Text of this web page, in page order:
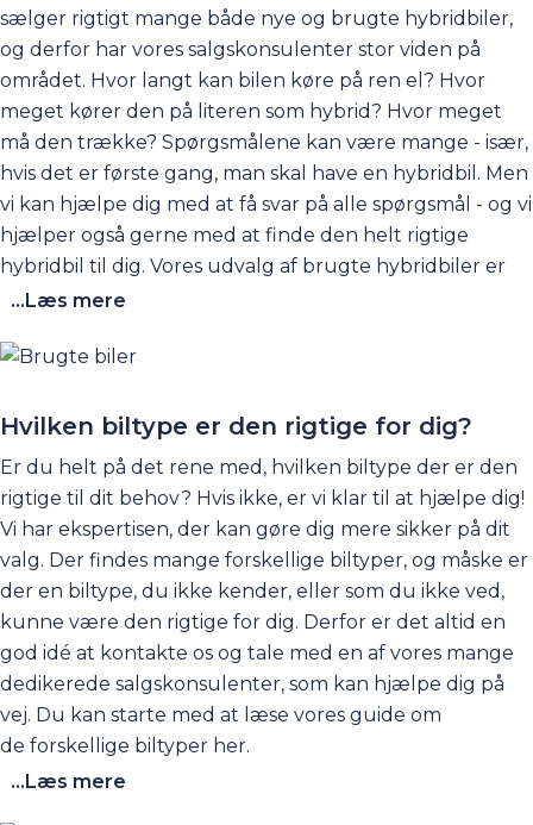
sælger rigtigt mange både nye og brugte hybridbiler,
og derfor har vores salgskonsulenter stor viden på
området. Hvor langt kan bilen køre på ren el? Hvor
meget kører den på literen som hybrid? Hvor meget
må den trække? Spørgsmålene kan være mange - især,
hvis det er første gang, man skal have en hybridbil. Men
vi kan hjælpe dig med at få svar på alle spørgsmål - og vi
hjælper også gerne med at finde den helt rigtige
hybridbil til dig. Vores udvalg af brugte hybridbiler er
særdeles stort, og derfor går du ikke forgæves, hvis du
sælger også nye hybrider af mærkerne Opel, Kia og
mereher. Vi har også en stor guide om hybridbiler, du
kan tage et kig på til at begynde med. Den finder
...Læs mere
Hvilken biltype er den rigtige for dig?
Er du helt på det rene med, hvilken biltype der er den
rigtige til dit behov? Hvis ikke, er vi klar til at hjælpe dig!
Vi har ekspertisen, der kan gøre dig mere sikker på dit
valg. Der findes mange forskellige biltyper, og måske er
der en biltype, du ikke kender, eller som du ikke ved,
kunne være den rigtige for dig. Derfor er det altid en
god idé at kontakte os og tale med en af vores mange
dedikerede salgskonsulenter, som kan hjælpe dig på
vej. Du kan starte med at læse vores guide om
de forskellige biltyper her.
...Læs mere